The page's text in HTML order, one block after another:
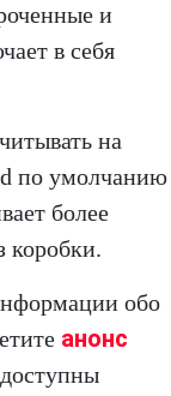
и
в себя
на
по умолчанию
более
коробки.
обо
анонс